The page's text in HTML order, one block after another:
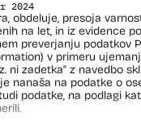
podstran
report 2020 za Slovenijo
do informacij javnega
ponudbe
naročila
2024
obdeluje, presoja
na let, in iz evidence
preverjanju podatkov
v primeru
ni zadetka" z navedbo
nanaša na podatke o
podatke, na podlagi